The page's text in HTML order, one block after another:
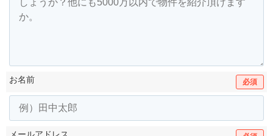
お名前 必須
メールアドレス